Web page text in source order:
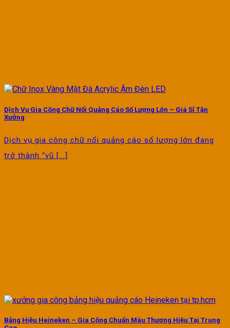
Dịch Vụ Gia Công Chữ Nổi Quảng Cáo Số Lượng Lớn – Giá Sỉ Tận
Xưởng
Dịch vụ gia công chữ nổi quảng cáo số lượng lớn đang
trở thành “vũ [...]
Bảng Hiệu Heineken – Gia Công Chuẩn Màu Thương Hiệu Tại Trung